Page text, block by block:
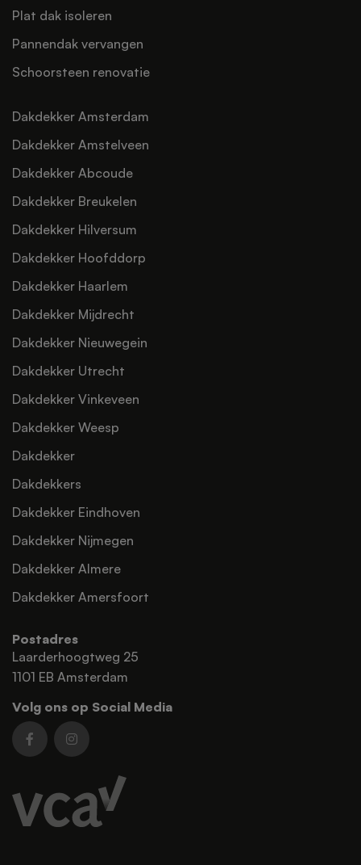
Postadres
Laarderhoogtweg 25
1101 EB Amsterdam
Volg ons op Social Media
Plat dak isoleren
Pannendak vervangen
Schoorsteen renovatie
Dakdekker Amsterdam
Dakdekker Amstelveen
Dakdekker Abcoude
Dakdekker Breukelen
Dakdekker Hilversum
Dakdekker Hoofddorp
Dakdekker Haarlem
Dakdekker Mijdrecht
Dakdekker Nieuwegein
Dakdekker Utrecht
Dakdekker Vinkeveen
Dakdekker Weesp
Dakdekker
Dakdekkers
Dakdekker Eindhoven
Dakdekker Nijmegen
Dakdekker Almere
Dakdekker Amersfoort